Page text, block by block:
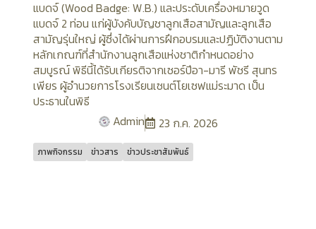
แบดจ์ (Wood Badge: W.B.) และประดับเครื่องหมายวูด
แบดจ์ 2 ท่อน แก่ผู้บังคับบัญชาลูกเสือสามัญและลูกเสือ
สามัญรุ่นใหญ่ ผู้ซึ่งได้ผ่านการฝึกอบรมและปฏิบัติงานตาม
หลักเกณฑ์ที่สำนักงานลูกเสือแห่งชาติกำหนดอย่าง
สมบูรณ์ พิธีนี้ได้รับเกียรติจากเซอร์ปีอา-มารี พัชรี สุนทร
เพียร ผู้อำนวยการโรงเรียนเซนต์โยเซฟแม่ระมาด เป็น
ประธานในพิธี
Admin
23 ก.ค. 2026
ภาพกิจกรรม ข่าวสาร ข่าวประชาสัมพันธ์